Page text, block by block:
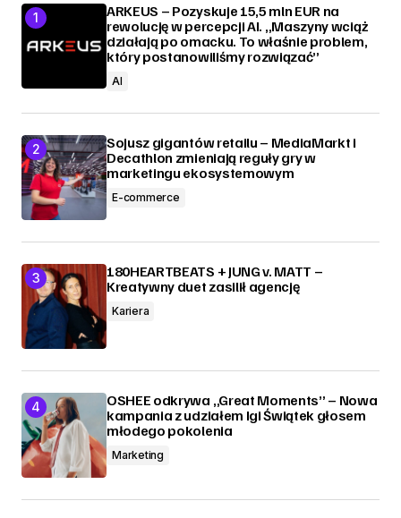
ARKEUS – Pozyskuje 15,5 mln EUR na
rewolucję w percepcji AI. „Maszyny wciąż
działają po omacku. To właśnie problem,
który postanowiliśmy rozwiązać”
AI
Sojusz gigantów retailu – MediaMarkt i
Decathlon zmieniają reguły gry w
marketingu ekosystemowym
E-commerce
180HEARTBEATS + JUNG v. MATT –
Kreatywny duet zasilił agencję
Kariera
OSHEE odkrywa „Great Moments” – Nowa
kampania z udziałem Igi Świątek głosem
młodego pokolenia
Marketing